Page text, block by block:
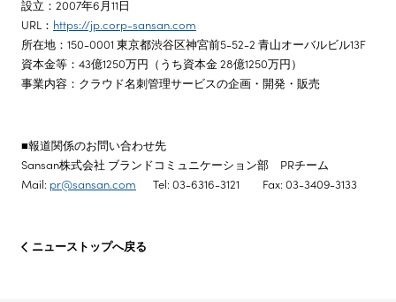
設立：2007年6月11日
URL： https://jp.corp-sansan.com
所在地：150-0001 東京都渋谷区神宮前5-52-2 青山オーバルビル13F
資本金等：43億1250万円（うち資本金 28億1250万円）
事業内容：クラウド名刺管理サービスの企画・開発・販売
■報道関係のお問い合わせ先
Sansan株式会社 ブランドコミュニケーション部 PRチーム
Mail: pr@sansan.com Tel: 03-6316-3121 Fax: 03-3409-3133
ニューストップへ戻る